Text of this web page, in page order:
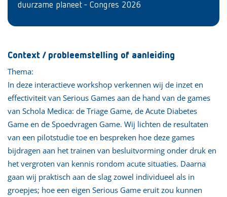
duurzame planeet - Congres 2026
Context / probleemstelling of aanleiding
Thema:
In deze interactieve workshop verkennen wij de inzet en
effectiviteit van Serious Games aan de hand van de games
van Schola Medica: de Triage Game, de Acute Diabetes
Game en de Spoedvragen Game. Wij lichten de resultaten
van een pilotstudie toe en bespreken hoe deze games
bijdragen aan het trainen van besluitvorming onder druk en
het vergroten van kennis rondom acute situaties. Daarna
gaan wij praktisch aan de slag zowel individueel als in
groepjes; hoe een eigen Serious Game eruit zou kunnen